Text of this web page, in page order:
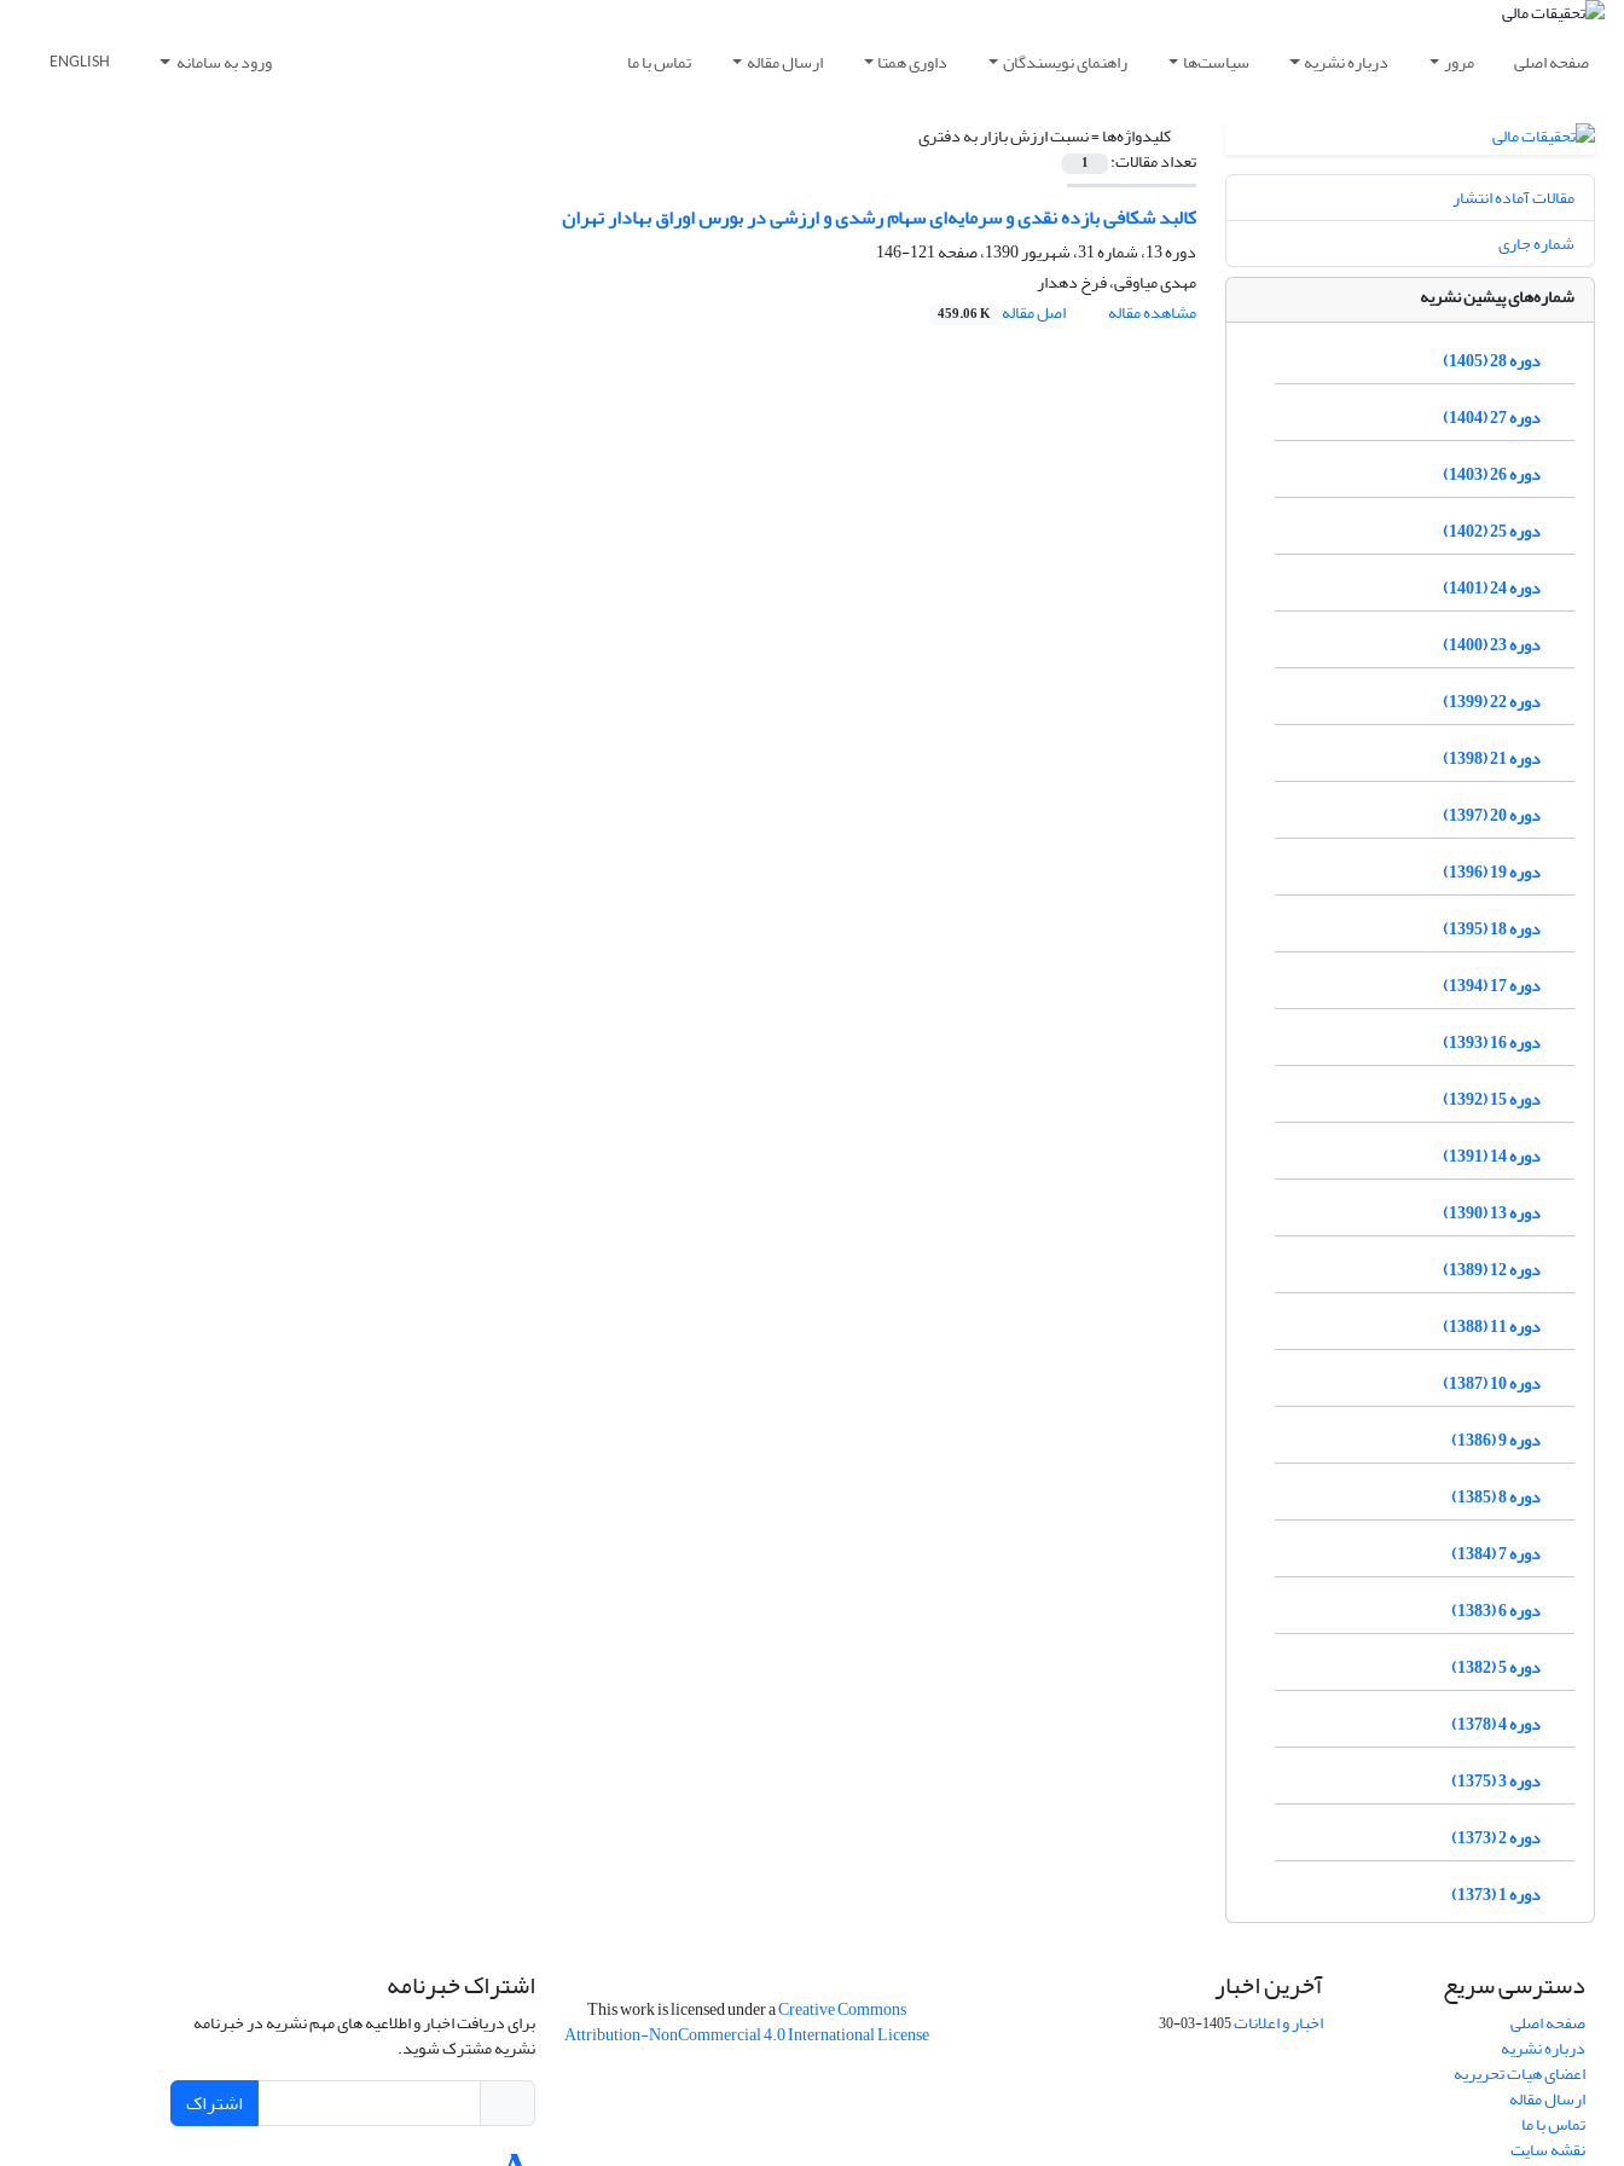
صفحه اصلی مرور درباره نشریه سیاست‌ها راهنمای نویسندگان داوری همتا ارسال مقاله تماس با ما ورود به سامانه ENGLISH
کلیدواژه‌ها =نسبت ارزش بازار به دفتری
تعداد مقالات: 1
کالبد شکافی بازده نقدی و سرمایه‌ای سهام رشدی و ارزشی در بورس اوراق بهادار تهران
دوره 13، شماره 31، شهریور 1390، صفحه
121-146
مهدی میاوقی، فرخ دهدار
مشاهده مقاله
اصل مقاله 459.06 K
مقالات آماده انتشار
شماره جاری
شماره‌های پیشین نشریه
دوره 28 (1405)
دوره 27 (1404)
دوره 26 (1403)
دوره 25 (1402)
دوره 24 (1401)
دوره 23 (1400)
دوره 22 (1399)
دوره 21 (1398)
دوره 20 (1397)
دوره 19 (1396)
دوره 18 (1395)
دوره 17 (1394)
دوره 16 (1393)
دوره 15 (1392)
دوره 14 (1391)
دوره 13 (1390)
دوره 12 (1389)
دوره 11 (1388)
دوره 10 (1387)
دوره 9 (1386)
دوره 8 (1385)
دوره 7 (1384)
دوره 6 (1383)
دوره 5 (1382)
دوره 4 (1378)
دوره 3 (1375)
دوره 2 (1373)
دوره 1 (1373)
دسترسی سریع
صفحه اصلی
درباره نشریه
اعضای هیات تحریریه
ارسال مقاله
تماس با ما
نقشه سایت
آخرین اخبار
اخبار و اعلانات1405-03-30
This work is licensed under aCreative Commons
Attribution-NonCommercial 4.0 International License
اشتراک خبرنامه
برای دریافت اخبار و اطلاعیه های مهم نشریه در خبرنامه
نشریه مشترک شوید.
اشتراک